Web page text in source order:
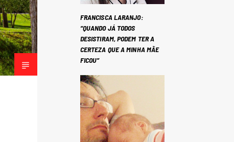
FRANCISCA LARANJO:
“QUANDO JÁ TODOS
DESISTIRAM, PODEM TER A
CERTEZA QUE A MINHA MÃE
FICOU”